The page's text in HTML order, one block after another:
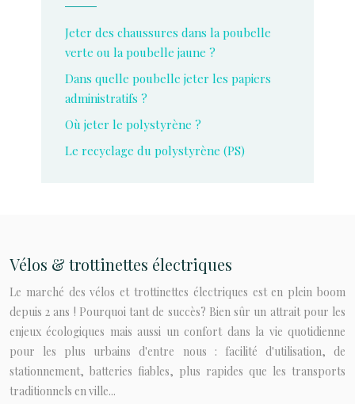
Jeter des chaussures dans la poubelle
verte ou la poubelle jaune ?
Dans quelle poubelle jeter les papiers
administratifs ?
Où jeter le polystyrène ?
Le recyclage du polystyrène (PS)
Vélos & trottinettes électriques
Le marché des vélos et trottinettes électriques est en plein boom
depuis 2 ans ! Pourquoi tant de succès? Bien sûr un attrait pour les
enjeux écologiques mais aussi un confort dans la vie quotidienne
pour les plus urbains d'entre nous : facilité d'utilisation, de
stationnement, batteries fiables, plus rapides que les transports
traditionnels en ville...